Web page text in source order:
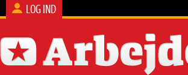
LOG IND